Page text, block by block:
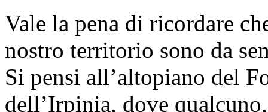
Vale la pena di ricordare
nostro territorio sono da
Si pensi all’altopiano del
dell’Irpinia, dove